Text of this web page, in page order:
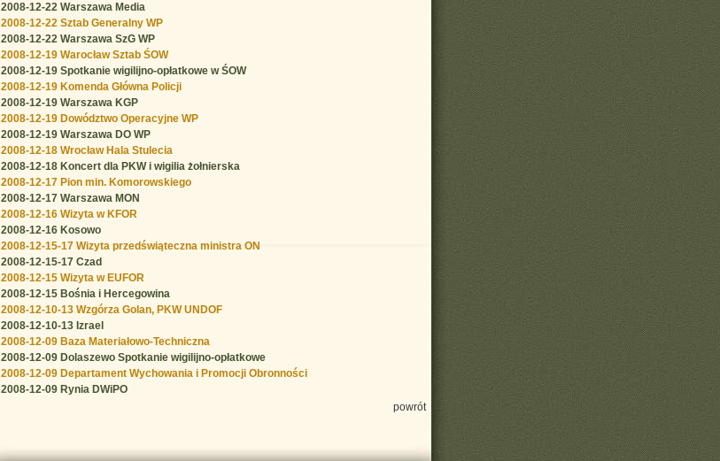
2008-12-22 Warszawa Media
2008-12-22 Sztab Generalny WP
2008-12-22 Warszawa SzG WP
2008-12-19 Warocław Sztab ŚOW
2008-12-19 Spotkanie wigilijno-opłatkowe w ŚOW
2008-12-19 Komenda Główna Policji
2008-12-19 Warszawa KGP
2008-12-19 Dowództwo Operacyjne WP
2008-12-19 Warszawa DO WP
2008-12-18 Wrocław Hala Stulecia
2008-12-18 Koncert dla PKW i wigilia żołnierska
2008-12-17 Pion min. Komorowskiego
2008-12-17 Warszawa MON
2008-12-16 Wizyta w KFOR
2008-12-16 Kosowo
2008-12-15-17 Wizyta przedświąteczna ministra ON
2008-12-15-17 Czad
2008-12-15 Wizyta w EUFOR
2008-12-15 Bośnia i Hercegowina
2008-12-10-13 Wzgórza Golan, PKW UNDOF
2008-12-10-13 Izrael
2008-12-09 Baza Materiałowo-Techniczna
2008-12-09 Dolaszewo Spotkanie wigilijno-opłatkowe
2008-12-09 Departament Wychowania i Promocji Obronności
2008-12-09 Rynia DWiPO
powrót